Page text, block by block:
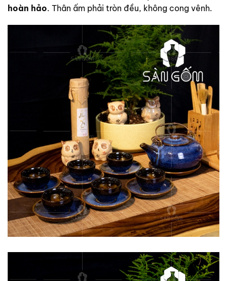
hoàn hảo. Thân ấm phải tròn đều, không cong vênh.